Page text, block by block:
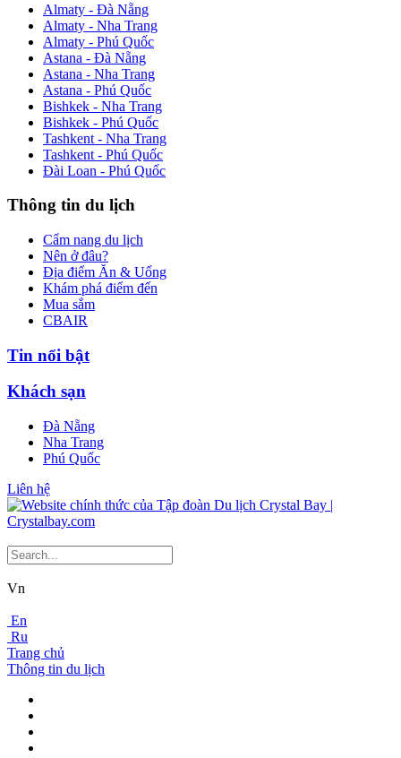
Almaty - Đà Nẵng
Almaty - Nha Trang
Almaty - Phú Quốc
Astana - Đà Nẵng
Astana - Nha Trang
Astana - Phú Quốc
Bishkek - Nha Trang
Bishkek - Phú Quốc
Tashkent - Nha Trang
Tashkent - Phú Quốc
Đài Loan - Phú Quốc
Thông tin du lịch
Cẩm nang du lịch
Nên ở đâu?
Địa điểm Ăn & Uống
Khám phá điểm đến
Mua sắm
CBAIR
Tin nổi bật
Khách sạn
Đà Nẵng
Nha Trang
Phú Quốc
Liên hệ
Vn
En
Ru
Trang chủ
Thông tin du lịch